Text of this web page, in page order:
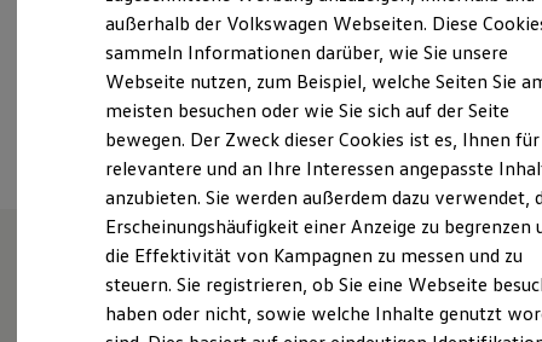
Economy Service
Räder & Reifen Service
Ersatzfahrzeuge
Notdienst und Pannenhilfe
Software, Konnektivität & Apps
California App
VW Connect für Ihren ID. Buzz
VW Connect für Ihren Transporter/Caravelle
VW Connect für Ihren Amarok
VW Connect für andere Modelle
Connect Pro
Fleet Interface Data
Multistop Pathfinder
Übersicht Software Updates
Hilfreiches für Besitzer
Ansprechpartner
Termin vereinbaren
Herzlich Willkommen im
außerhalb der Volkswagen Webseiten. Diese
sammeln Informationen darüber, wie Sie unsere
Webseite nutzen, zum Beispiel, welche Seiten Sie
meisten besuchen oder wie Sie sich auf der Seite
bewegen. Der Zweck dieser Cookies ist es, Ihnen für
relevantere und an Ihre Interessen angepasste
anzubieten. Sie werden außerdem dazu verwendet,
Erscheinungshäufigkeit einer Anzeige zu begrenzen
die Effektivität von Kampagnen zu messen und zu
steuern. Sie registrieren, ob Sie eine Webseite
haben oder nicht, sowie welche Inhalte genutzt